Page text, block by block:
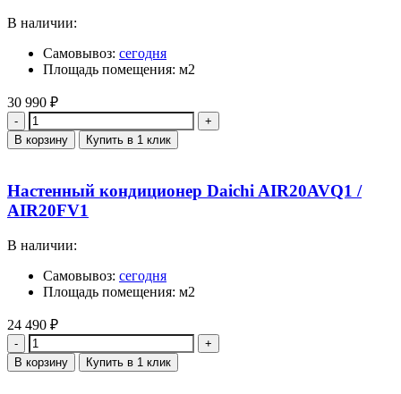
В наличии:
Самовывоз: сегодня
Площадь помещения: м2
30 990 ₽
Количество
В корзину Купить в 1 клик
Настенный кондиционер Daichi AIR20AVQ1 /
AIR20FV1
В наличии:
Самовывоз: сегодня
Площадь помещения: м2
24 490 ₽
Количество
В корзину Купить в 1 клик